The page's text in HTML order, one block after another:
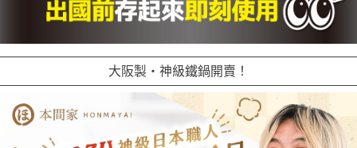
大阪製・神級鐵鍋開賣！